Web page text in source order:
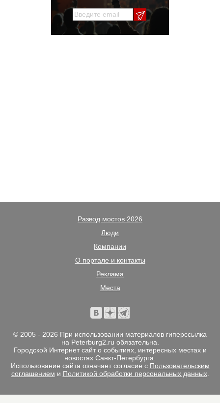
Развод мостов 2026
Люди
Компании
О портале и контакты
Реклама
Места
© 2005 - 2026 При использовании материалов гиперссылка
на Peterburg2.ru обязательна.
Городской Интернет сайт о событиях, интересных местах и
новостях Санкт-Петербурга.
Использование сайта означает согласие с Пользовательским
соглашением и Политикой обработки персональных данных.